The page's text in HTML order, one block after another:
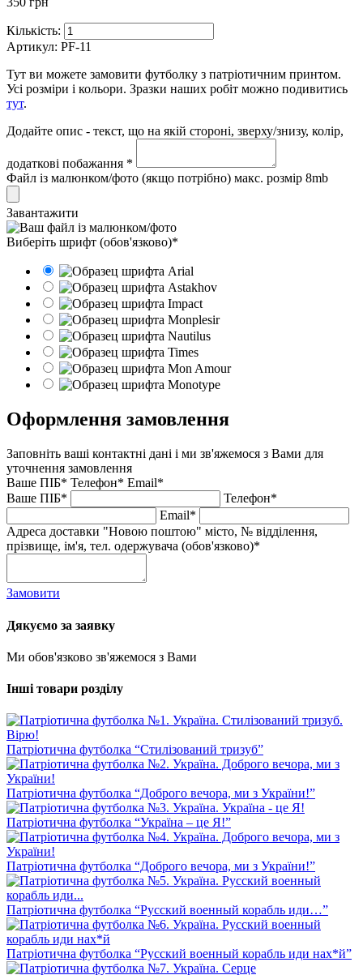
Кількість:
Артикул: PF-11
Тут ви можете замовити футболку з патріотичним принтом.
Усі розміри і кольори. Зразки наших робіт можно подивитись
тут.
Додайте опис - текст, що на якій стороні, зверху/знизу, колір,
додаткові побажання *
Файл із малюнком/фото (якщо потрібно) макс. розмір 8mb
Завантажити
Виберіть шрифт (обов'язково)*
Оформлення замовлення
Заповніть ваші контактні дані і ми зв'яжемося з Вами для
уточнення замовлення
Ваше ПІБ* Телефон* Email*
Ваше ПІБ*
Телефон*
Email*
Адреса доставки "Новою поштою" місто, № відділення,
прізвище, ім'я, тел. одержувача (обов'язково)*
Замовити
Дякуємо за заявку
Ми обов'язково зв'яжемося з Вами
Інші товари розділу
Патріотична футболка “Стилізований тризуб”
Патріотична футболка “Доброго вечора, ми з України!”
Патріотична футболка “Україна – це Я!”
Патріотична футболка “Доброго вечора, ми з України!”
Патріотична футболка “Русский военный корабль иди…”
Патріотична футболка “Русский военный корабль иди нах*й”